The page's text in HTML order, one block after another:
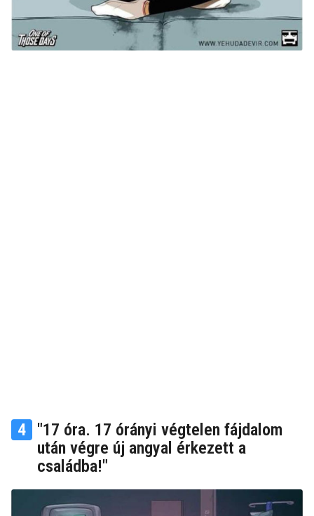
4 "17 óra. 17 órányi végtelen fájdalom
után végre új angyal érkezett a
családba!"